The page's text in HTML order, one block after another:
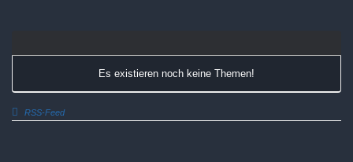
Es existieren noch keine Themen!
RSS-Feed